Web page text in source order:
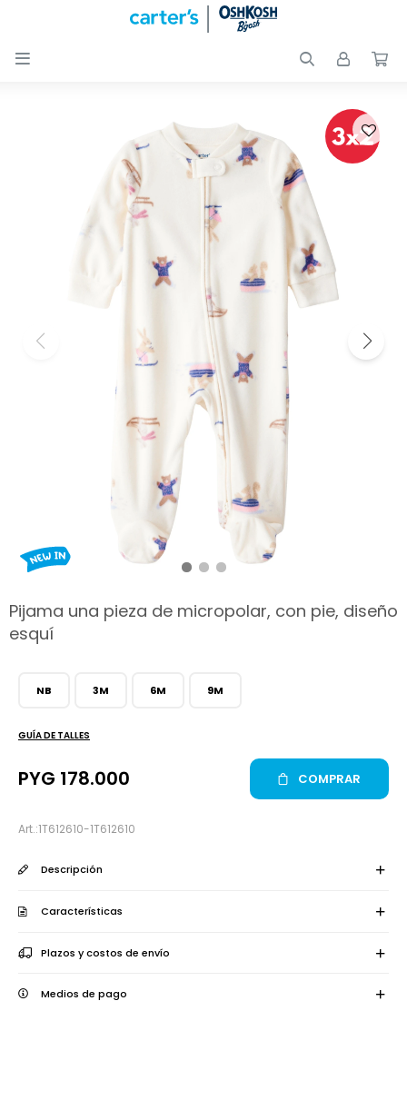

Pijama una pieza de micropolar, con pie, diseño
esquí
1T612610-1T612610
NB 3M 6M 9M
GUÍA DE TALLES
PYG 178.000 COMPRAR
Descripción
Características
Plazos y costos de envío
Medios de pago
Nuevos
OUTLET